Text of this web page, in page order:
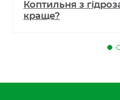
Коптильня з
краще?